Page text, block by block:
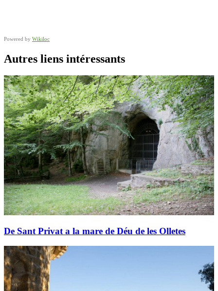
Powered by Wikiloc
Autres liens intéressants
De Sant Privat a la mare de Déu de les Olletes